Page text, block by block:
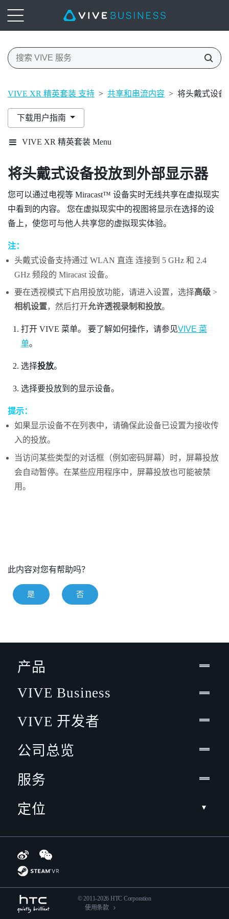
VIVE XR 精英套装 支持 > 共享和串流内容 > 将头戴式设备
下载用户指南
VIVE XR 精英套装 Menu
将头戴式设备投放到外部显示器
您可以通过电视等 Miracast™ 设备实时无线共享在虚拟现实
中看到的内容。 您在虚拟现实中的视图将显示在选择的设
备上，使您可与他人共享您的虚拟现实体验。
注：
头戴式设备支持通过 WLAN 直连 连接到 5 GHz 和 2.4
GHz 频段的 Miracast设备。
要在透视模式下启用投放功能，请进入设置，选择高级>
相机设置，然后打开允许透视录制和投放。
打开 VIVE 菜单。 要了解如何操作，请参见VIVE 菜
单。
选择投放。
选择要投放到的显示设备。
提示：
如果显示设备不在列表中，请确保此设备已设置为接收传
入的投放。
当访问某些类型的对话框（例如密码屏幕）时，屏幕投放
会自动暂停。在某些应用程序中，屏幕投放也可能被禁
用。
此内容对您有帮助吗？
是 否
产品
VIVE Business
VIVE 开发者
公司总览
服务
定位
© 2011-2026 HTC Corporation
使用条款